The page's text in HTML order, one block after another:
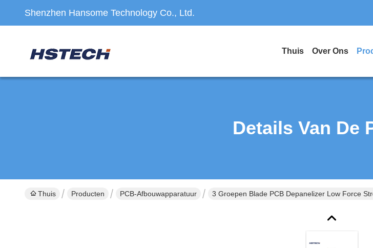
Shenzhen Hansome Technology Co., Ltd.
Thuis Over Ons
Details Van De
Thuis Producten PCB-Afbouwapparatuur 3 Groepen Blade PCB Depanelizer Low Force